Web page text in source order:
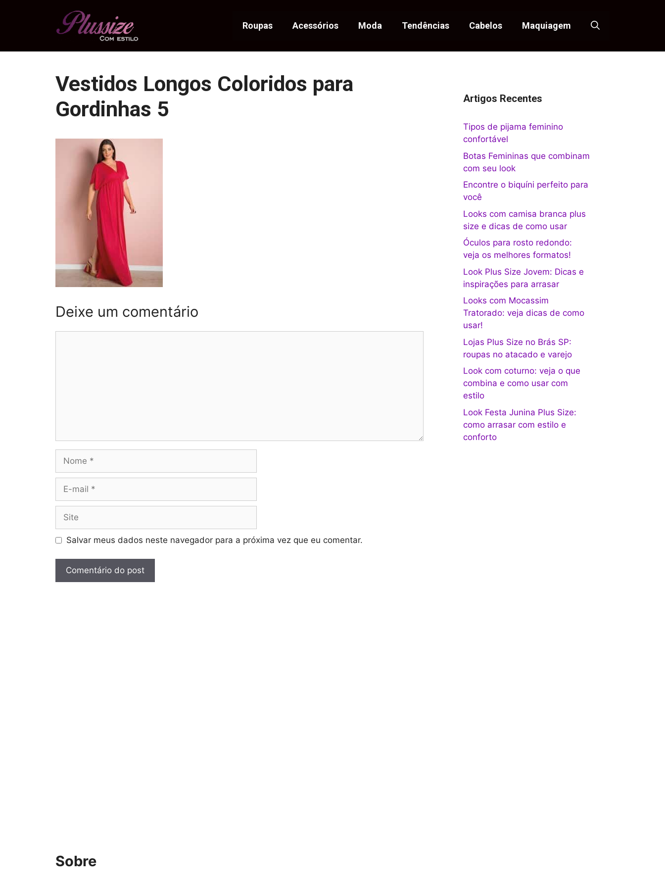
Roupas Acessórios Moda Tendências Cabelos Maquiagem
Vestidos Longos Coloridos para
Gordinhas 5
Deixe um comentário
mail
Salvar meus dados neste navegador para a próxima vez que eu comentar.
Artigos Recentes
Tipos de pijama feminino
confortável
Botas Femininas que combinam
com seu look
Encontre o biquíni perfeito para
você
Looks com camisa branca plus
size e dicas de como usar
Óculos para rosto redondo:
veja os melhores formatos!
Look Plus Size Jovem: Dicas e
inspirações para arrasar
Looks com Mocassim
Tratorado: veja dicas de como
usar!
Lojas Plus Size no Brás SP:
roupas no atacado e varejo
Look com coturno: veja o que
combina e como usar com
estilo
Look Festa Junina Plus Size:
como arrasar com estilo e
conforto
Sobre